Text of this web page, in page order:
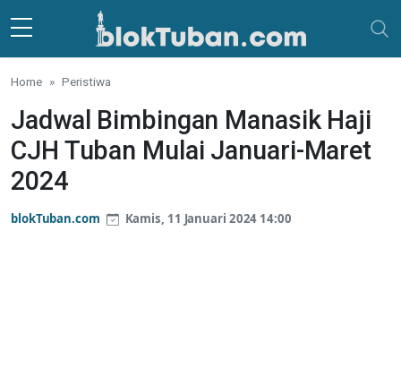
Skip to main content
Home Peristiwa
Jadwal Bimbingan Manasik Haji
CJH Tuban Mulai Januari-Maret
2024
blokTuban.com Kamis, 11 Januari 2024 14:00